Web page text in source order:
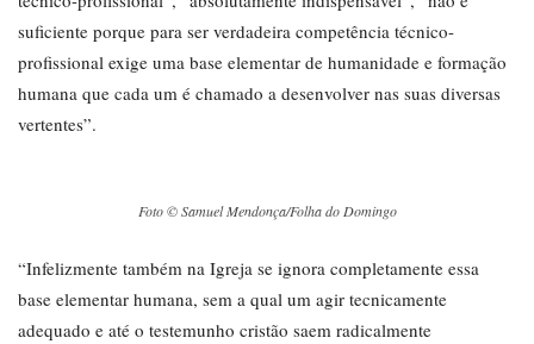
suficiente porque para ser verdadeira competência técnico-
profissional exige uma base elementar de humanidade e formação
humana que cada um é chamado a desenvolver nas suas diversas
vertentes”.
Foto © Samuel Mendonça/Folha do Domingo
“Infelizmente também na Igreja se ignora completamente essa
base elementar humana, sem a qual um agir tecnicamente
adequado e até o testemunho cristão saem radicalmente